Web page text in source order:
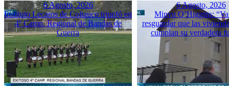
6 Agosto, 2026
Instituto Lecaros de Coltauco triunfó en
4º Camp. Regional de Bandas de
Guerra
6 Agosto, 2026
Minvu O’Higgins:
resguardar que las
cumplan su verdadera